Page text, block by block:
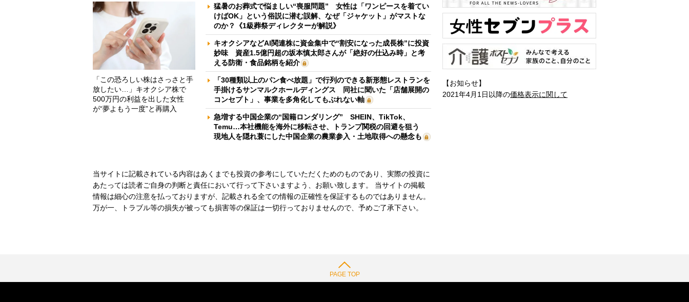
「この恐ろしい株はさっさと手
放したい…」キオクシア株で
500万円の利益を出した女性
が“夢よもう一度”と再購入
猛暑のお葬式で悩ましい“喪服問題” 女性は「ワンピースを着てい
けばOK」という俗説に潜む誤解、なぜ「ジャケット」がマストな
のか？《1級葬祭ディレクターが解説》
キオクシアなどAI関連株に資金集中で“割安になった成長株”に投資
妙味 資産1.5億円超の坂本慎太郎さんが「絶好の仕込み時」と考
える防衛・食品銘柄を紹介
「30種類以上のパン食べ放題」で行列のできる新形態レストランを
手掛けるサンマルクホールディングス 同社に聞いた「店舗展開の
コンセプト」、事業を多角化してもぶれない軸
急増する中国企業の“国籍ロンダリング” SHEIN、TikTok、
Temu…本社機能を海外に移転させ、トランプ関税の回避を狙う
現地人を隠れ蓑にした中国企業の農業参入・土地取得への懸念も
当サイトに記載されている内容はあくまでも投資の参考にしていただくためのものであり、実際の投資に
あたっては読者ご自身の判断と責任において行って下さいますよう、お願い致します。 当サイトの掲載
情報は細心の注意を払っておりますが、記載される全ての情報の正確性を保証するものではありません。
万が一、トラブル等の損失が被っても損害等の保証は一切行っておりませんので、予めご了承下さい。
【お知らせ】
2021年4月1日以降の価格表示に関して
PAGE TOP